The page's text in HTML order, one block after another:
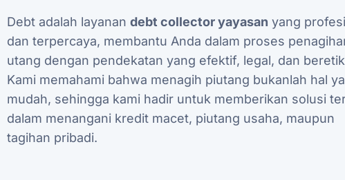
Debt adalah layanan debt collector yayasan yang
dan terpercaya, membantu Anda dalam proses
utang dengan pendekatan yang efektif, legal, dan
Kami memahami bahwa menagih piutang bukanlah hal
mudah, sehingga kami hadir untuk memberikan solusi
dalam menangani kredit macet, piutang usaha, maupun
tagihan pribadi.